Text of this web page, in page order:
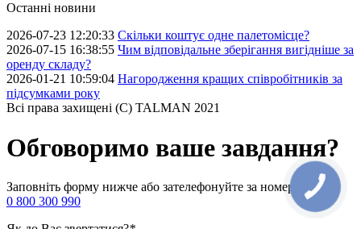
Останні новини
2026-07-23 12:20:33 Скільки коштує одне палетомісце?
2026-07-15 16:38:55 Чим відповідальне зберігання вигідніше за
оренду складу?
2026-01-21 10:59:04 Нагородження кращих співробітників за
підсумками року
Всі права захищені (С) TALMAN 2021
Обговоримо ваше завдання?
Заповніть форму нижче або зателефонуйте за номером
0 800 300 990